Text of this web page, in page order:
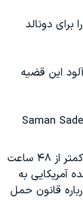
برای دونالد
این قضیه
یاسه چای با اشاره به اینکه این تیراندازی کمتر از ۴۸ ساعت
آمریکایی به
قانون حمل